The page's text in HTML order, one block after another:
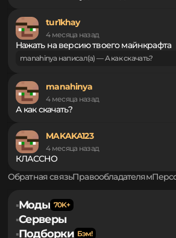
Nik2222228
3 месяца назад
Я не понимаю куда что кидать
tur1khay
4 месяца назад
Нажать на версию твоего майнкрафта
manahinya
4 месяца назад
А как скачать?
MAKAKA123
4 месяца назад
КЛАССНО